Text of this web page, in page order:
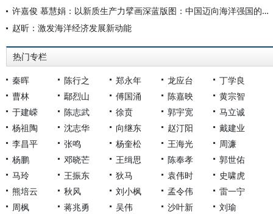
许嘉俊 慕慧娟：以新质生产力擘画深蓝版图：中国迈向海洋强国的未来路径
赵昕：激发海洋经济发展新动能
热门专栏
秦晖 陈行之 郑永年 龙应台
丁学良
曹林
鄢烈山 傅国涌 陈嘉映
黄宗智
于建嵘
陈志武 徐贲 郭宇宽
马立诚
杨祖陶
沈志华 向继东 赵汀阳
戴建业
李昌平
张鸣 杨奎松 王海光
周濂
杨鹏
邓晓芒 王缉思 陈奉孝
郭世佑
马玲
王振东 狄马 袁伟时
史啸虎
熊培云
秋风 刘小枫 孟令伟
雷一宁
周枫
蒋兆勇 吴伟 沙叶新 刘瑜